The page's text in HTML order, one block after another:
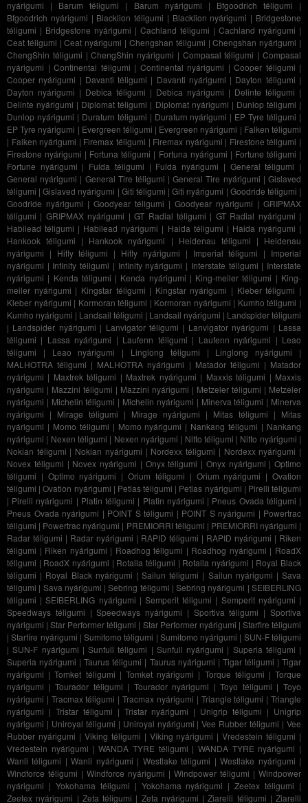
nyárigumi | Barum téligumi | Barum nyárigumi | Bfgoodrich téligumi |
Bfgoodrich nyárigumi | Blacklion téligumi | Blacklion nyárigumi | Bridgestone
téligumi | Bridgestone nyárigumi | Cachland téligumi | Cachland nyárigumi |
Ceat téligumi |Ceat nyárigumi | Chengshan téligumi |Chengshan nyárigumi |
ChengShin téligumi |ChengShin nyárigumi | Compasal téligumi |Compasal
nyárigumi | Continental téligumi | Continental nyárigumi | Cooper téligumi |
Cooper nyárigumi | Davanti téligumi | Davanti nyárigumi | Dayton téligumi |
Dayton nyárigumi | Debica téligumi | Debica nyárigumi | Delinte téligumi |
Delinte nyárigumi | Diplomat téligumi | Diplomat nyárigumi | Dunlop téligumi |
Dunlop nyárigumi | Duraturn téligumi | Duraturn nyárigumi | EP Tyre téligumi |
EP Tyre nyárigumi | Evergreen téligumi | Evergreen nyárigumi | Falken téligumi
| Falken nyárigumi | Firemax téligumi | Firemax nyárigumi | Firestone téligumi |
Firestone nyárigumi | Fortuna téligumi | Fortuna nyárigumi | Fortune téligumi |
Fortune nyárigumi | Fulda téligumi | Fulda nyárigumi | General téligumi |
General nyárigumi | General Tire téligumi |General Tire nyárigumi |Gislaved
téligumi |Gislaved nyárigumi | Giti téligumi |Giti nyárigumi | Goodride téligumi |
Goodride nyárigumi | Goodyear téligumi | Goodyear nyárigumi | GRIPMAX
téligumi | GRIPMAX nyárigumi |GT Radial téligumi | GT Radial nyárigumi |
Habilead téligumi | Habilead nyárigumi | Haida téligumi | Haida nyárigumi |
Hankook téligumi | Hankook nyárigumi | Heidenau téligumi | Heidenau
nyárigumi | Hifly téligumi | Hifly nyárigumi | Imperial téligumi | Imperial
nyárigumi | Infinity téligumi | Infinity nyárigumi | Interstate téligumi | Interstate
nyárigumi | Kenda téligumi | Kenda nyárigumi | King-meiler téligumi | King-
meiler nyárigumi | Kingstar téligumi | Kingstar nyárigumi | Kleber téligumi |
Kleber nyárigumi | Kormoran téligumi | Kormoran nyárigumi | Kumho téligumi |
Kumho nyárigumi | Landsail téligumi | Landsail nyárigumi | Landspider téligumi
| Landspider nyárigumi | Lanvigator téligumi | Lanvigator nyárigumi | Lassa
téligumi | Lassa nyárigumi | Laufenn téligumi | Laufenn nyárigumi | Leao
téligumi | Leao nyárigumi | Linglong téligumi | Linglong nyárigumi |
MALHOTRA téligumi | MALHOTRA nyárigumi | Matador téligumi | Matador
nyárigumi | Maxtrek téligumi | Maxtrek nyárigumi | Maxxis téligumi | Maxxis
nyárigumi | Mazzini téligumi | Mazzini nyárigumi | Metzeler téligumi | Metzeler
nyárigumi | Michelin téligumi | Michelin nyárigumi | Minerva téligumi | Minerva
nyárigumi | Mirage téligumi | Mirage nyárigumi | Mitas téligumi | Mitas
nyárigumi | Momo téligumi | Momo nyárigumi | Nankang téligumi | Nankang
nyárigumi | Nexen téligumi | Nexen nyárigumi | Nitto téligumi | Nitto nyárigumi |
Nokian téligumi | Nokian nyárigumi | Nordexx téligumi | Nordexx nyárigumi |
Novex téligumi | Novex nyárigumi | Onyx téligumi | Onyx nyárigumi | Optimo
téligumi | Optimo nyárigumi |Orium téligumi | Orium nyárigumi |Ovation
téligumi |Ovation nyárigumi | Petlas téligumi | Petlas nyárigumi | Pirelli téligumi
| Pirelli nyárigumi | Platin téligumi | Platin nyárigumi | Pneus Ovada téligumi |
Pneus Ovada nyárigumi | POINT S téligumi | POINT S nyárigumi | Powertrac
téligumi | Powertrac nyárigumi | PREMIORRI téligumi | PREMIORRI nyárigumi |
Radar téligumi | Radar nyárigumi | RAPID téligumi | RAPID nyárigumi | Riken
téligumi | Riken nyárigumi | Roadhog téligumi | Roadhog nyárigumi | RoadX
téligumi | RoadX nyárigumi | Rotalla téligumi | Rotalla nyárigumi | Royal Black
téligumi | Royal Black nyárigumi |Sailun téligumi | Sailun nyárigumi |Sava
téligumi | Sava nyárigumi |Sebring téligumi |Sebring nyárigumi |SEIBERLING
téligumi |SEIBERLING nyárigumi |Semperit téligumi | Semperit nyárigumi |
Speedways téligumi |Speedways nyárigumi | Sportiva téligumi |Sportiva
nyárigumi |Star Performer téligumi | Star Performer nyárigumi | Starfire téligumi
|Starfire nyárigumi |Sumitomo téligumi | Sumitomo nyárigumi | SUN-F téligumi
|SUN-F nyárigumi | Sunfull téligumi | Sunfull nyárigumi | Superia téligumi |
Superia nyárigumi |Taurus téligumi | Taurus nyárigumi | Tigar téligumi |Tigar
nyárigumi |Tomket téligumi | Tomket nyárigumi | Torque téligumi |Torque
nyárigumi |Tourador téligumi | Tourador nyárigumi |Toyo téligumi |Toyo
nyárigumi | Tracmax téligumi |Tracmax nyárigumi | Triangle téligumi |Triangle
nyárigumi | Tristar téligumi | Tristar nyárigumi | Unigrip téligumi | Unigrip
nyárigumi | Uniroyal téligumi | Uniroyal nyárigumi |Vee Rubber téligumi |Vee
Rubber nyárigumi | Viking téligumi | Viking nyárigumi |Vredestein téligumi |
Vredestein nyárigumi |WANDA TYRE téligumi | WANDA TYRE nyárigumi |
Wanli téligumi |Wanli nyárigumi | Westlake téligumi |Westlake nyárigumi |
Windforce téligumi | Windforce nyárigumi | Windpower téligumi | Windpower
nyárigumi | Yokohama téligumi | Yokohama nyárigumi |Zeetex téligumi |
Zeetex nyárigumi | Zeta téligumi | Zeta nyárigumi |Ziarelli téligumi | Ziarelli